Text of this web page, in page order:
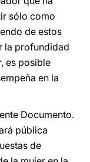
sólo como
de estos
la profundidad
es posible
en la
Documento.
pública
de